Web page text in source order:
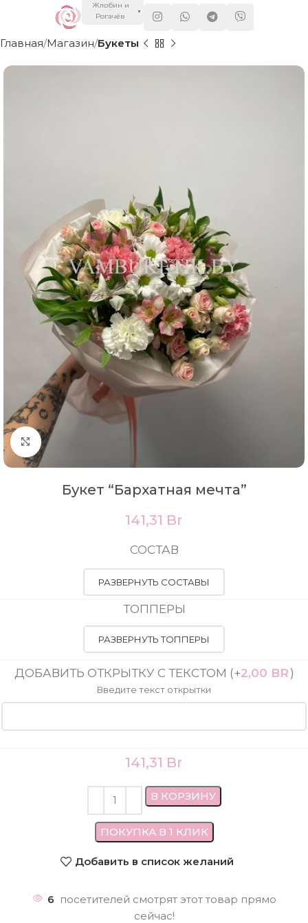
Жлобин и
Рогачёв
▼
Главная Магазин Букеты
Нажмите, чтобы увеличить
Букет “Бархатная мечта”
141,31 Br
СОСТАВ
РАЗВЕРНУТЬ СОСТАВЫ
ТОППЕРЫ
РАЗВЕРНУТЬ ТОППЕРЫ
ДОБАВИТЬ ОТКРЫТКУ С ТЕКСТОМ (+2,00 BR )
Введите текст открытки
141,31 Br
В КОРЗИНУ
ПОКУПКА В 1 КЛИК
Добавить в список желаний
6 посетителей смотрят этот товар прямо
сейчас!